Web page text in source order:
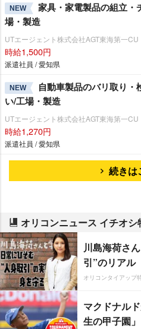
NEW
家具・家電製品の組立・
場・製造
UTエージェント株式会社AGT東海第一CU
時給1,500円
派遣社員 / 愛知県
NEW
自動車製品のバリ取り
い/工場・製造
UTエージェント株式会社AGT東海第一CU
時給1,270円
派遣社員 / 愛知県
続きは
オリコンニュース イチオシ
川島海荷さ
引”のリアル
オリコンタイアップ
マクドナル
生の甲子園」